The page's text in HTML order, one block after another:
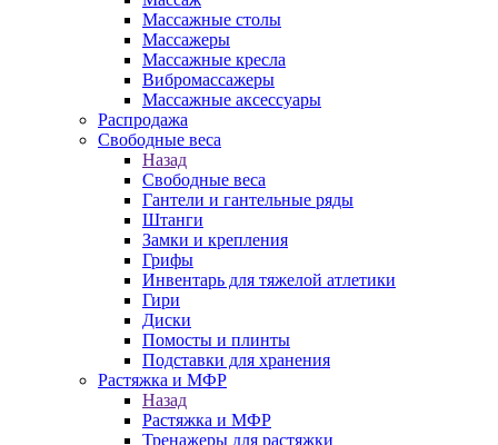
Массажные столы
Массажеры
Массажные кресла
Вибромассажеры
Массажные аксессуары
Распродажа
Свободные веса
Назад
Свободные веса
Гантели и гантельные ряды
Штанги
Замки и крепления
Грифы
Инвентарь для тяжелой атлетики
Гири
Диски
Помосты и плинты
Подставки для хранения
Растяжка и МФР
Назад
Растяжка и МФР
Тренажеры для растяжки